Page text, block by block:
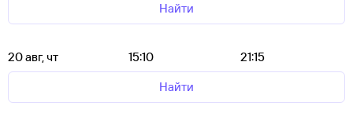
Найти
20 авг, чт 15:10
21:15
Найти